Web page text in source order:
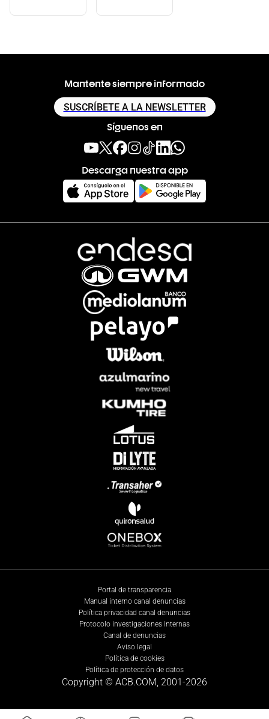
Mantente siempre informado
SUSCRÍBETE A LA NEWSLETTER
Síguenos en
Descarga nuestra app
Portal de transparencia
Manual interno canal denuncias
Política privacidad canal denuncias
Protocolo investigaciones internas
Canal de denuncias
Aviso legal
Política de cookies
Política de protección de datos
Copyright © ACB.COM, 2001-2026